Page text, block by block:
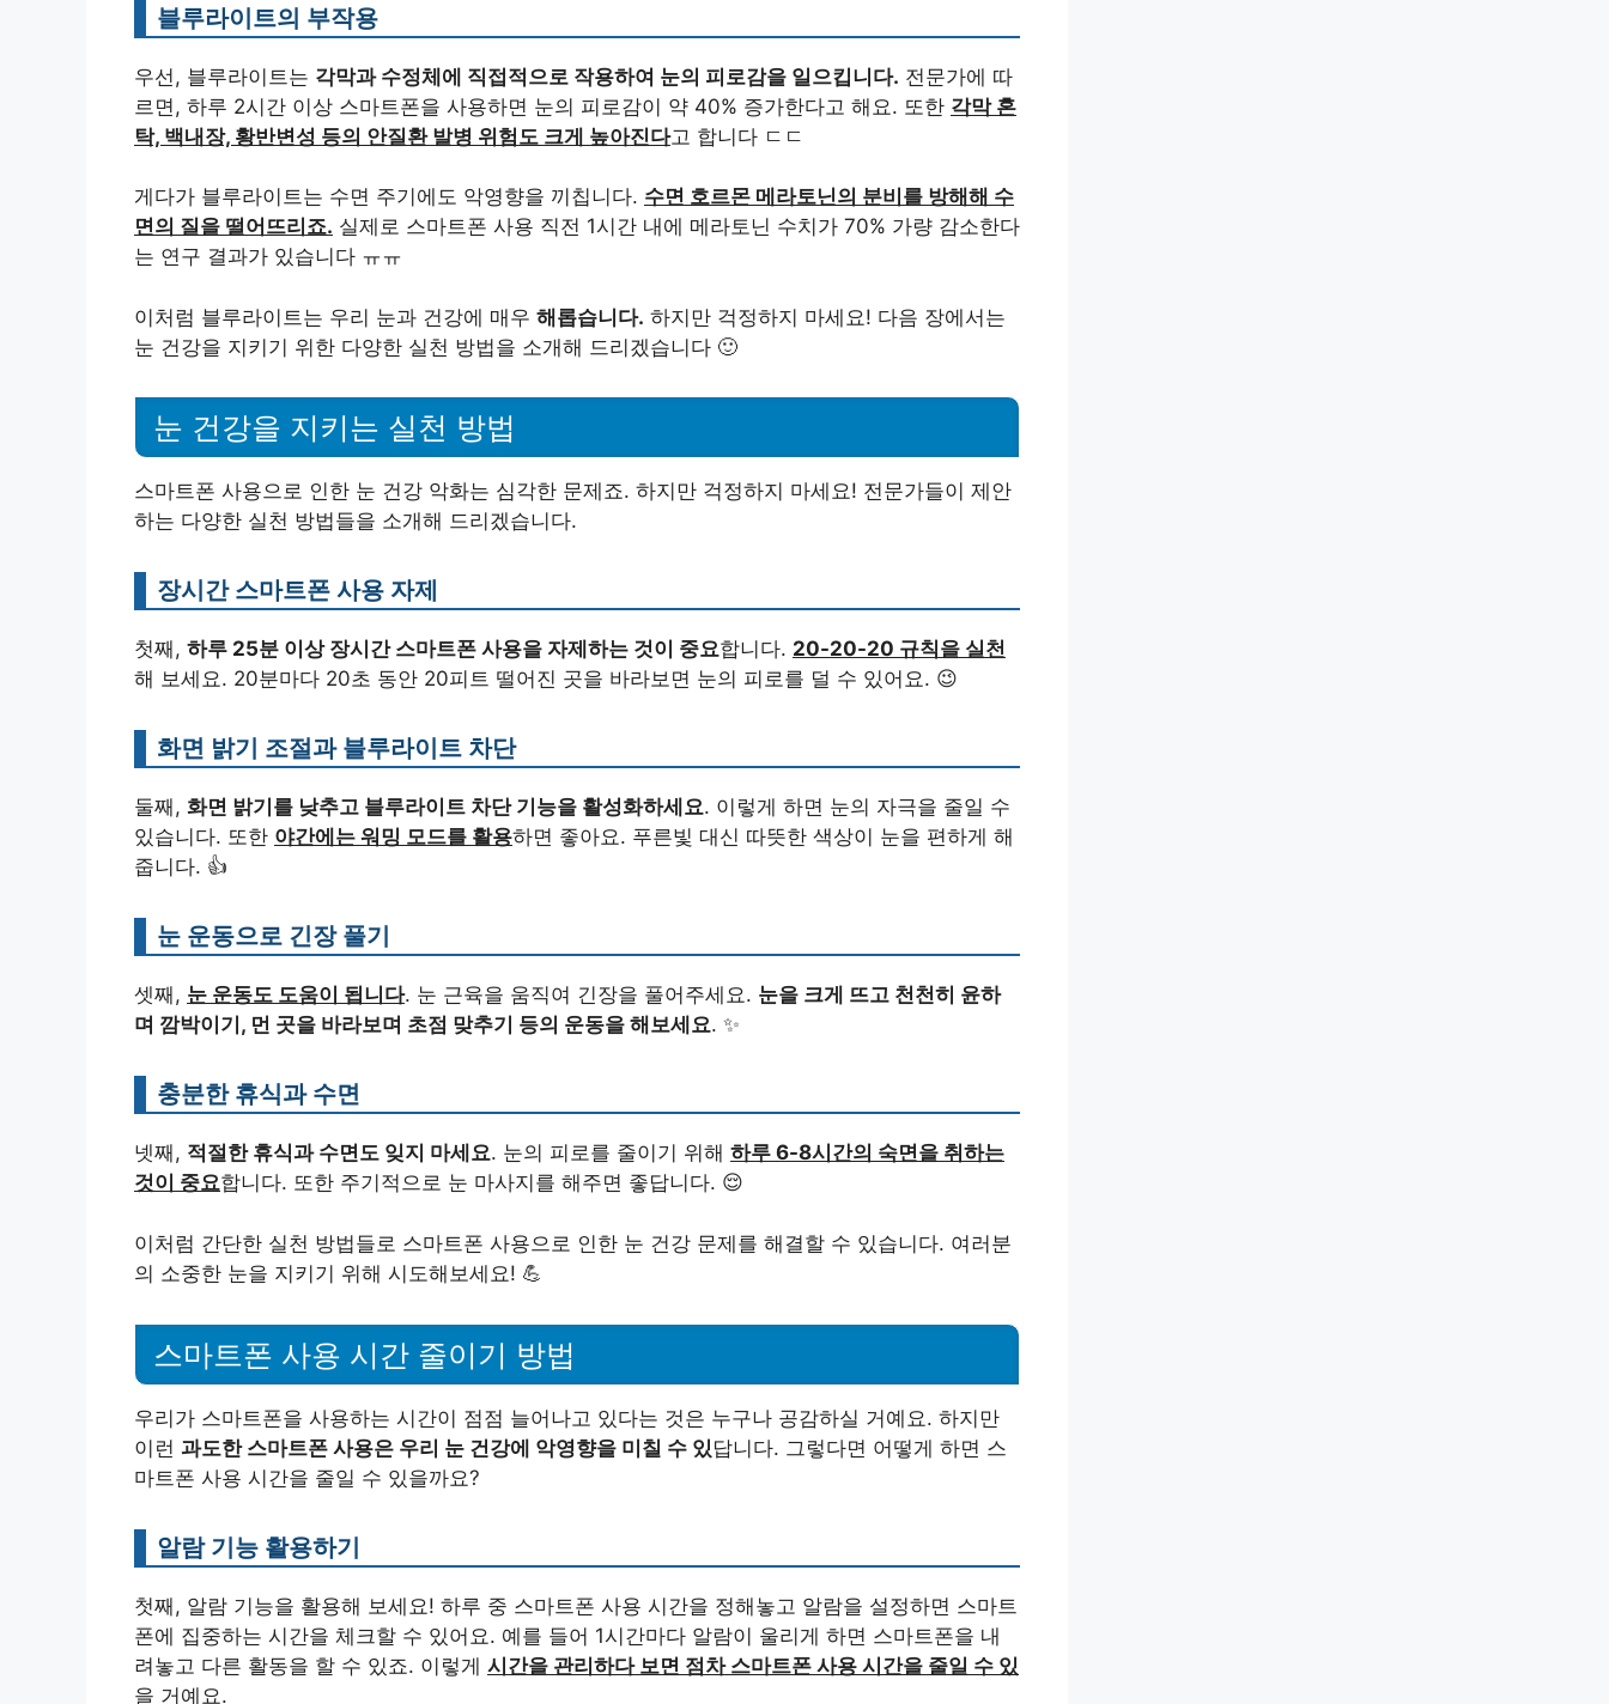
블루라이트의 부작용
우선, 블루라이트는 각막과 수정체에 직접적으로 작용하여 눈의 피로감을 일으킵니다. 전문가에 따
르면, 하루 2시간 이상 스마트폰을 사용하면 눈의 피로감이 약 40% 증가한다고 해요. 또한 각막 혼
탁, 백내장, 황반변성 등의 안질환 발병 위험도 크게 높아진다고 합니다 ㄷㄷ
게다가 블루라이트는 수면 주기에도 악영향을 끼칩니다. 수면 호르몬 메라토닌의 분비를 방해해 수
면의 질을 떨어뜨리죠. 실제로 스마트폰 사용 직전 1시간 내에 메라토닌 수치가 70% 가량 감소한다
는 연구 결과가 있습니다 ㅠㅠ
이처럼 블루라이트는 우리 눈과 건강에 매우 해롭습니다. 하지만 걱정하지 마세요! 다음 장에서는
눈 건강을 지키기 위한 다양한 실천 방법을 소개해 드리겠습니다 🙂
눈 건강을 지키는 실천 방법
스마트폰 사용으로 인한 눈 건강 악화는 심각한 문제죠. 하지만 걱정하지 마세요! 전문가들이 제안
하는 다양한 실천 방법들을 소개해 드리겠습니다.
장시간 스마트폰 사용 자제
첫째, 하루 25분 이상 장시간 스마트폰 사용을 자제하는 것이 중요합니다. 20-20-20 규칙을 실천
해 보세요. 20분마다 20초 동안 20피트 떨어진 곳을 바라보면 눈의 피로를 덜 수 있어요. 😉
화면 밝기 조절과 블루라이트 차단
둘째, 화면 밝기를 낮추고 블루라이트 차단 기능을 활성화하세요. 이렇게 하면 눈의 자극을 줄일 수
있습니다. 또한 야간에는 워밍 모드를 활용하면 좋아요. 푸른빛 대신 따뜻한 색상이 눈을 편하게 해
줍니다. 👍
눈 운동으로 긴장 풀기
셋째, 눈 운동도 도움이 됩니다. 눈 근육을 움직여 긴장을 풀어주세요. 눈을 크게 뜨고 천천히 윤하
며 깜박이기, 먼 곳을 바라보며 초점 맞추기 등의 운동을 해보세요. ✨
충분한 휴식과 수면
넷째, 적절한 휴식과 수면도 잊지 마세요. 눈의 피로를 줄이기 위해 하루 6-8시간의 숙면을 취하는
것이 중요합니다. 또한 주기적으로 눈 마사지를 해주면 좋답니다. 😌
이처럼 간단한 실천 방법들로 스마트폰 사용으로 인한 눈 건강 문제를 해결할 수 있습니다. 여러분
의 소중한 눈을 지키기 위해 시도해보세요! 💪
스마트폰 사용 시간 줄이기 방법
우리가 스마트폰을 사용하는 시간이 점점 늘어나고 있다는 것은 누구나 공감하실 거예요. 하지만
이런 과도한 스마트폰 사용은 우리 눈 건강에 악영향을 미칠 수 있 답니다. 그렇다면 어떻게 하면 스
마트폰 사용 시간을 줄일 수 있을까요?
알람 기능 활용하기
첫째, 알람 기능을 활용해 보세요! 하루 중 스마트폰 사용 시간을 정해놓고 알람을 설정하면 스마트
폰에 집중하는 시간을 체크할 수 있어요. 예를 들어 1시간마다 알람이 울리게 하면 스마트폰을 내
려놓고 다른 활동을 할 수 있죠. 이렇게 시간을 관리하다 보면 점차 스마트폰 사용 시간을 줄일 수 있
을 거예요.